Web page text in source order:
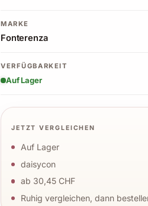
MARKE
Fonterenza
VERFÜGBARKEIT
Auf Lager
JETZT VERGLEICHEN
Auf Lager
daisycon
ab 30,45 CHF
Ruhig vergleichen, dann